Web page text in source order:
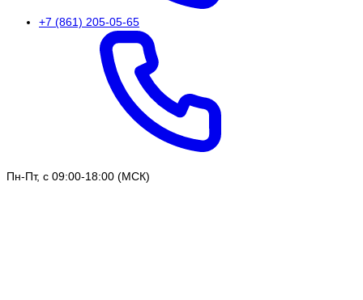
+7 (861) 205-05-65
Пн-Пт, с 09:00-18:00 (МСК)